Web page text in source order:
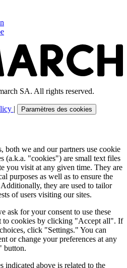
SA. All rights reserved.
| Paramètres des cookies
both we and our partners use cookie
(a.k.a. "cookies") are small text files
you visit at any given time. They are
purposes as well as to ensure the
they are used to tailor
of users visiting our sites.
ask for your consent to use these
to cookies by clicking "Accept all". If
click "Settings." You can
or change your preferences at any
button.
indicated above is related to the